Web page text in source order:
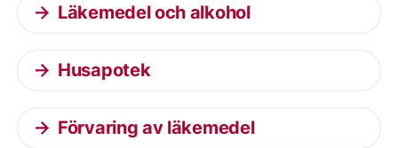
Läkemedel och alkohol
Husapotek
Förvaring av läkemedel